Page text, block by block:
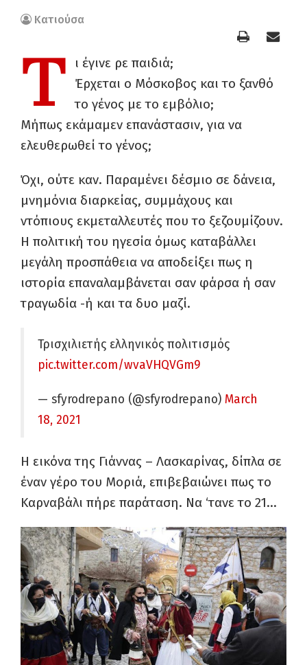
Κατιούσα
Τ
ι έγινε ρε παιδιά;
Έρχεται ο Μόσκοβος και το ξανθό
το γένος με το εμβόλιο;
Μήπως εκάμαμεν επανάστασιν, για να
ελευθερωθεί το γένος;
Όχι, ούτε καν. Παραμένει δέσμιο σε δάνεια,
μνημόνια διαρκείας, συμμάχους και
ντόπιους εκμεταλλευτές που το ξεζουμίζουν.
Η πολιτική του ηγεσία όμως καταβάλλει
μεγάλη προσπάθεια να αποδείξει πως η
ιστορία επαναλαμβάνεται σαν φάρσα ή σαν
τραγωδία -ή και τα δυο μαζί.
Τρισχιλιετής ελληνικός πολιτισμός
pic.twitter.com/wvaVHQVGm9
— sfyrodrepano (@sfyrodrepano) March
18, 2021
Η εικόνα της Γιάννας – Λασκαρίνας, δίπλα σε
έναν γέρο του Μοριά, επιβεβαιώνει πως το
Καρναβάλι πήρε παράταση. Να ‘τανε το 21…